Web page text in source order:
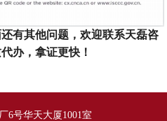
有其他问题，欢迎联系天磊咨
办，拿证更快！
6号华天大厦1001室